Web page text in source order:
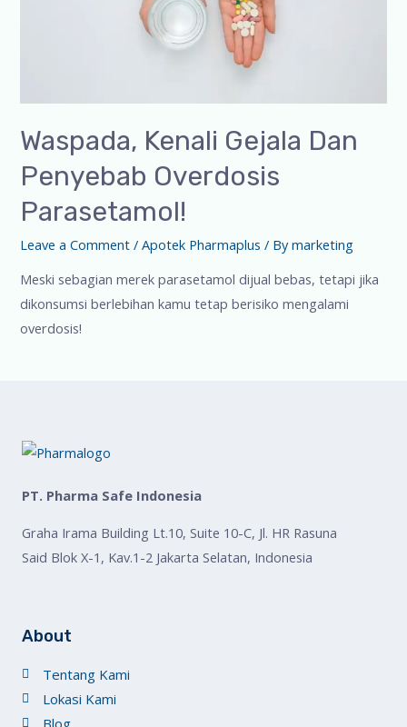
Waspada, Kenali Gejala Dan
Penyebab Overdosis
Parasetamol!
Leave a Comment /Apotek Pharmaplus / Bymarketing
Meski sebagian merek parasetamol dijual bebas, tetapi jika
dikonsumsi berlebihan kamu tetap berisiko mengalami
overdosis!
PT. Pharma Safe Indonesia
Graha Irama Building Lt.10, Suite 10-C, Jl. HR Rasuna
Said Blok X-1, Kav.1-2 Jakarta Selatan, Indonesia
About
Tentang Kami
Lokasi Kami
Blog